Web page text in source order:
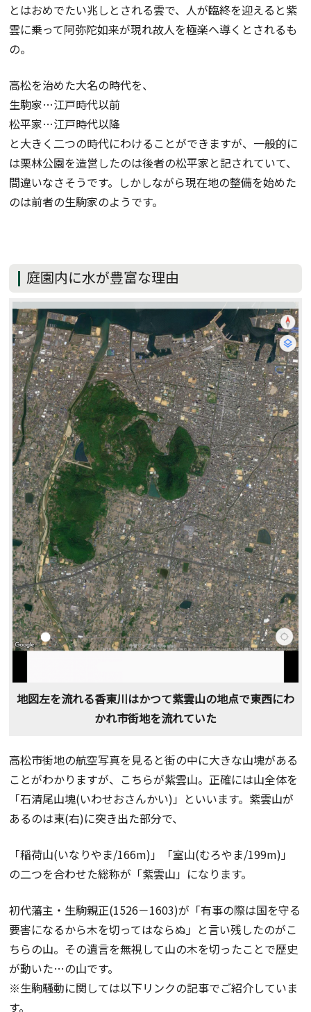
とはおめでたい兆しとされる雲で、人が臨終を迎えると紫
雲に乗って阿弥陀如来が現れ故人を極楽へ導くとされるも
の。
高松を治めた大名の時代を、
生駒家…江戸時代以前
松平家…江戸時代以降
と大きく二つの時代にわけることができますが、一般的に
は栗林公園を造営したのは後者の松平家と記されていて、
間違いなさそうです。しかしながら現在地の整備を始めた
のは前者の生駒家のようです。
庭園内に水が豊富な理由
地図左を流れる香東川はかつて紫雲山の地点で東西にわ
かれ市街地を流れていた
高松市街地の航空写真を見ると街の中に大きな山塊がある
ことがわかりますが、こちらが紫雲山。正確には山全体を
「石清尾山塊(いわせおさんかい)」といいます。紫雲山が
あるのは東(右)に突き出た部分で、
「稲荷山(いなりやま/166m)」「室山(むろやま/199m)」
の二つを合わせた総称が「紫雲山」になります。
初代藩主・生駒親正(1526－1603)が「有事の際は国を守る
要害になるから木を切ってはならぬ」と言い残したのがこ
ちらの山。その遺言を無視して山の木を切ったことで歴史
が動いた…の山です。
※生駒騒動に関しては以下リンクの記事でご紹介していま
す。